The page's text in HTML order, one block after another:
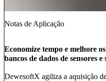
Notas de Aplicação
Economize tempo e melhore
bancos de dados de sensores
DewesoftX agiliza a aquisição